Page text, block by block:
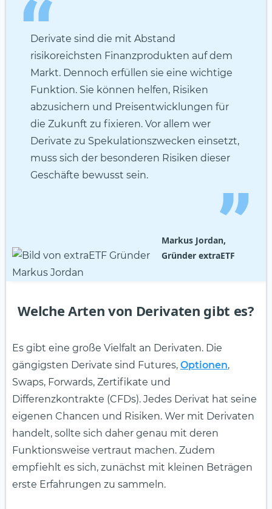
Markus Jordan,
Gründer extraETF
Derivate sind die mit Abstand
risikoreichsten Finanzprodukten auf dem
Markt. Dennoch erfüllen sie eine wichtige
Funktion. Sie können helfen, Risiken
abzusichern und Preisentwicklungen für
die Zukunft zu fixieren. Vor allem wer
Derivate zu Spekulationszwecken einsetzt,
muss sich der besonderen Risiken dieser
Geschäfte bewusst sein.
Welche Arten von Derivaten gibt es?
Es gibt eine große Vielfalt an Derivaten. Die
gängigsten Derivate sind Futures, Optionen,
Swaps, Forwards, Zertifikate und
Differenzkontrakte (CFDs). Jedes Derivat hat seine
eigenen Chancen und Risiken. Wer mit Derivaten
handelt, sollte sich daher genau mit deren
Funktionsweise vertraut machen. Zudem
empfiehlt es sich, zunächst mit kleinen Beträgen
erste Erfahrungen zu sammeln.